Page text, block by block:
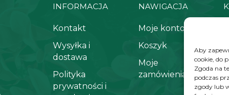
Aby
cookie, do
Zgoda na
podczas
zgody lub
INFORMACJA
Kontakt
Wysyłka i
dostawa
Polityka
prywatności i
NAWIGACJA
Moje konto
Koszyk
Moje
zamówienia